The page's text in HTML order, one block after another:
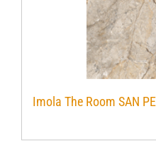
Imola The Room SAN